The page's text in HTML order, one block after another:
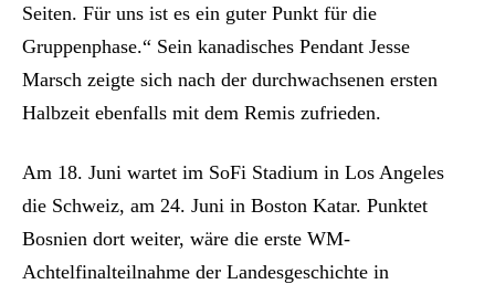
Seiten. Für uns ist es ein guter Punkt für die
Gruppenphase.“ Sein kanadisches Pendant Jesse
Marsch zeigte sich nach der durchwachsenen ersten
Halbzeit ebenfalls mit dem Remis zufrieden.
Am 18. Juni wartet im SoFi Stadium in Los Angeles
die Schweiz, am 24. Juni in Boston Katar. Punktet
Bosnien dort weiter, wäre die erste WM-
Achtelfinalteilnahme der Landesgeschichte in